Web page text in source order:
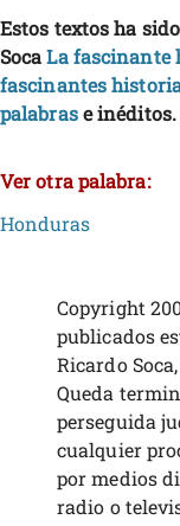
Estos textos ha
SocaLa fascinante
fascinantes
palabrase inéditos.
Ver otra palabra:
Honduras
Copyright
publicados
Ricardo
Queda
perseguida
cualquier
por medios
radio o